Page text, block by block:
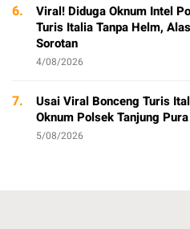
6.
Viral! Diduga Oknum Intel
Turis Italia Tanpa Helm,
Sorotan
4/08/2026
7.
Usai Viral Bonceng Turis
Oknum Polsek Tanjung
5/08/2026